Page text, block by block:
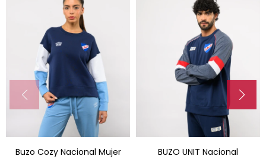
Buzo Cozy Nacional Mujer BUZO UNIT Nacional